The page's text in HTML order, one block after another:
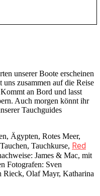
unserer Boote erscheinen
zusammen auf die Reise
an Bord und lasst
Auch morgen könnt ihr
Tauchguides
Ägypten, Rotes Meer,
Tauchkurse, Red
James & Mac, mit
Fotografen: Sven
Rieck, Olaf Mayr, Katharina